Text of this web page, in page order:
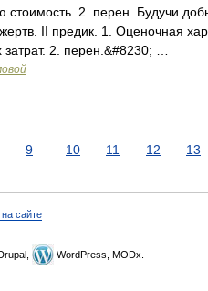
2. перен. Будучи
II предик. 1. Оценочная
2. перен.&#8230; …
9 10 11 12 13
сайте
WordPress, MODx.